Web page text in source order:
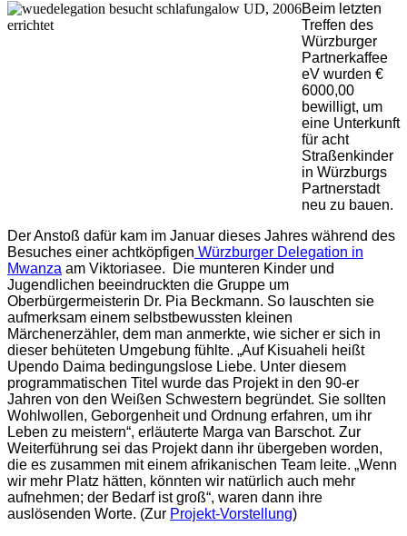
Beim letzten
Treffen des
Würzburger
Partnerkaffee
eV wurden €
6000,00
bewilligt, um
eine Unterkunft
für acht
Straßenkinder
in Würzburgs
Partnerstadt
neu zu bauen.
Der Anstoß dafür kam im Januar dieses Jahres während des
Besuches einer achtköpfigen Würzburger Delegation in
Mwanza am Viktoriasee. Die munteren Kinder und
Jugendlichen beeindruckten die Gruppe um
Oberbürgermeisterin Dr. Pia Beckmann. So lauschten sie
aufmerksam einem selbstbewussten kleinen
Märchenerzähler, dem man anmerkte, wie sicher er sich in
dieser behüteten Umgebung fühlte. „Auf Kisuaheli heißt
Upendo Daima bedingungslose Liebe. Unter diesem
programmatischen Titel wurde das Projekt in den 90-er
Jahren von den Weißen Schwestern begründet. Sie sollten
Wohlwollen, Geborgenheit und Ordnung erfahren, um ihr
Leben zu meistern“, erläuterte Marga van Barschot. Zur
Weiterführung sei das Projekt dann ihr übergeben worden,
die es zusammen mit einem afrikanischen Team leite. „Wenn
wir mehr Platz hätten, könnten wir natürlich auch mehr
aufnehmen; der Bedarf ist groß“, waren dann ihre
auslösenden Worte. (Zur Projekt-Vorstellung)